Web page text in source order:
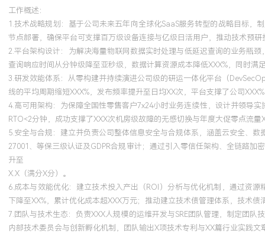
GPA X.X/X.X（专业前XX%），主修计算机系统结构、算法设计与分
核心课程。精通Go/Java/Python等多种编程语言，对计算机体系结
统原理有深刻理解。在《大规模分布式系统》课程研究中，独立设
备容错与共识机制（类似Raft）的分布式键值存储原型，深入探究了
与解决方案，该研究成果被教授推荐发表在国内核心期刊上。
自我评价
并主导了多个大型技术平台从零到一、从一到百的完整生命周期，
可执行技术战略并落地实现的丰富经验。战略与规划：擅长从商业
导的技术架构演进曾直接支撑公司完成商业模式转型与全球化扩张，
倍。架构设计与实施：具备复杂系统（海量数据、高并发、全球化
与拆解落地能力，多次成功领导XXX+人规模的技术团队完成战略性
达XXX%以上，成本效益显著。研发与运维体系：精通现代DevOps/
建设的研运一体化平台将公司整体研发效能提升XXX%，并形成可对
工作概述：
1.技术战略规划：基于公司未来五年向全球化SaaS服务转型的战略目标
节点部署，确保平台可支撑百万级设备连接与亿级日活用户，推动技术预
2.平台架构设计：为解决海量物联网数据实时处理与低延迟查询的业务瓶
查询响应时间从分钟级降至亚秒级，数据计算资源成本降低XXX%，同时
3.研发效能体系：从零构建并持续演进公司级的研运一体化平台（
线的平均周期缩短XXX%，发布频率提升至日均XX次，平台支撑了公司
4.高可用架构：为保障全国性零售客户7x24小时业务连续性，设计并领导
RTO<2分钟，成功支撑了XXX次机房级故障的无感切换与年度大促零点流
5.安全与合规：建立并负责公司整体信息安全与合规体系，涵盖云安全、
27001、等保三级认证及GDPR合规审计；通过引入零信任架构、全链路
升至
X.X（满分X分）。
6.成本与效能优化：建立技术投入产出（ROI）分析与优化机制，通过资
下降至XX%，累计优化成本超XXX万元；推动建立技术债管理体系，技术债
7.团队与技术生态：负责XXX人规模的运维开发与SRE团队管理，制定团
内部技术委员会与创新孵化机制，团队输出X项技术专利与XX篇行业实践